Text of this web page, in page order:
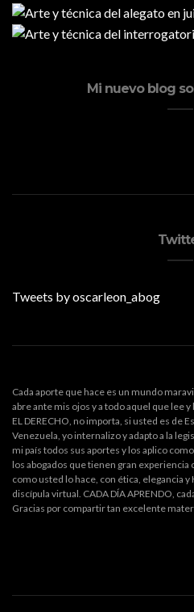
Mi nuevo blog
Tweets by oscarleon_abog
Cada aporte que hace es un mundo
abre ante mis ojos y a todo aquel que lee
EL DERECHO, no importa, si usted es de
Venezuela, yo internalizo y adapto a la
mi país todos sus aportes y los aplico
los abogados que tienen gran
como usted lo hace, con ética, elegancia y
discípula virtual. CADA DÍA APRENDO,
Gracias por compartir tan excelente